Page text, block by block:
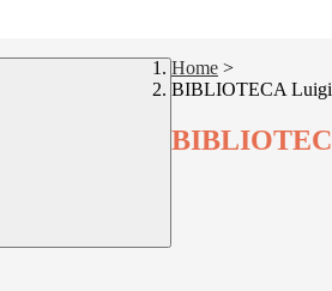
Home >
BIBLIOTECA Luigi